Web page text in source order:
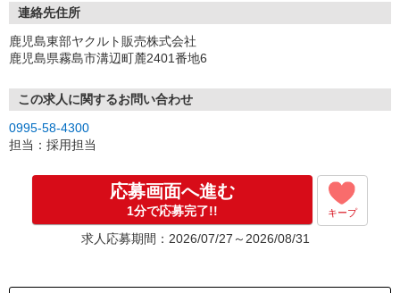
連絡先住所
鹿児島東部ヤクルト販売株式会社
鹿児島県霧島市溝辺町麓2401番地6
この求人に関するお問い合わせ
0995-58-4300
担当：採用担当
応募画面へ進む
1分で応募完了!! キープ
求人応募期間：2026/07/27～2026/08/31